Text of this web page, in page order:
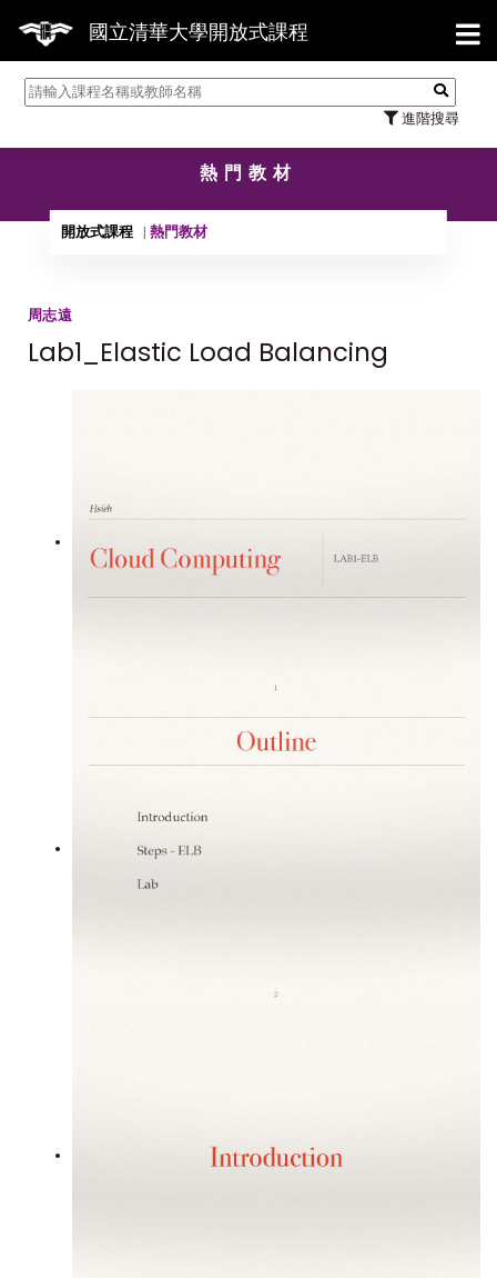
國立清華大學開放式課程
進階搜尋
【
熱門教材
開放式課程 熱門教材
周志遠
Lab1_Elastic Load Balancing